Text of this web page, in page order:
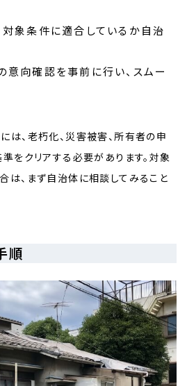
象条件に適合しているか自治
向確認を事前に行い、スムー
は、老朽化、災害被害、所有者の申
をクリアする必要があります。対象
は、まず自治体に相談してみること
順